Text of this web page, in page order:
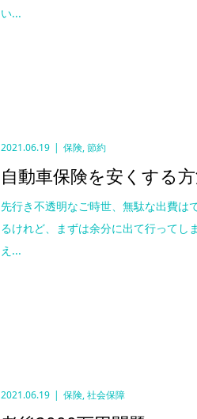
い...
2021.06.19 保険,節約
自動車保険を安くする
先行き不透明なご時世、無駄な出費は
るけれど、まずは余分に出て行ってし
え...
2021.06.19 保険,社会保障